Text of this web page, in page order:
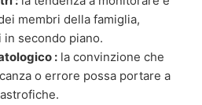
membri della famiglia,
secondo piano.
: la convinzione che
o errore possa portare a